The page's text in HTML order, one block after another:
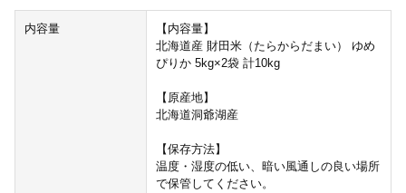
内容量
【内容量】
北海道産 財田米（たらからだまい） ゆめ
ぴりか 5kg×2袋 計10kg
【原産地】
北海道洞爺湖産
【保存方法】
温度・湿度の低い、暗い風通しの良い場所
で保管してください。